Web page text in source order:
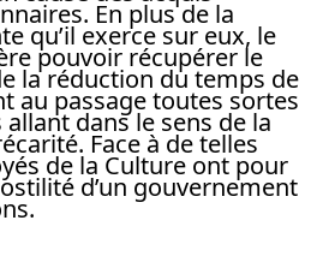
En plus de la
qu’il exerce sur eux, le
pouvoir récupérer le
la réduction du temps de
au passage toutes sortes
dans le sens de la
Face à de telles
de la Culture ont pour
d’un gouvernement